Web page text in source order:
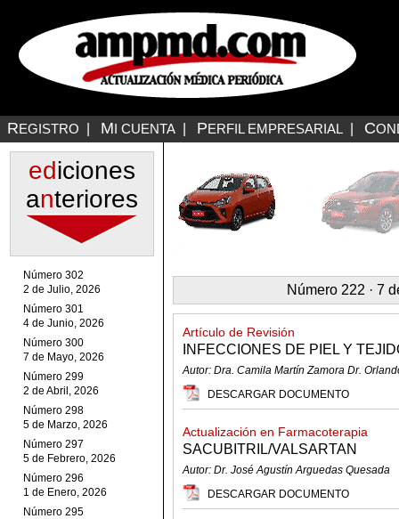
REGISTRO MI CUENTA PERFIL EMPRESARIAL C
ediciones
anteriores
Número 302
2 de Julio, 2026
Número 301
4 de Junio, 2026
Número 300
7 de Mayo, 2026
Número 299
2 de Abril, 2026
Número 298
5 de Marzo, 2026
Número 297
5 de Febrero, 2026
Número 296
1 de Enero, 2026
Número 295
Número 222 · 7
Artículo de Revisión
INFECCIONES DE PIEL Y
Autor: Dra. Camila Martín Zamora Dr.
DESCARGAR DOCUMENTO
Actualización en Farmacoterapia
SACUBITRIL/VALSARTAN
Autor: Dr. José Agustín Arguedas Quesada
DESCARGAR DOCUMENTO